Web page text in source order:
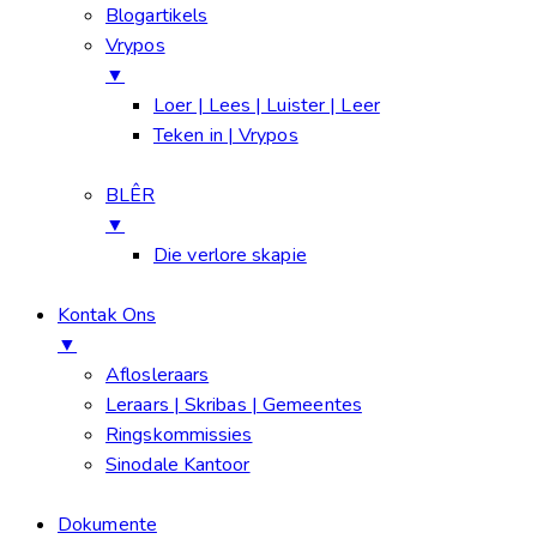
Blogartikels
Vrypos
▼
Loer | Lees | Luister | Leer
Teken in | Vrypos
BLÊR
▼
Die verlore skapie
Kontak Ons
▼
Aflosleraars
Leraars | Skribas | Gemeentes
Ringskommissies
Sinodale Kantoor
Dokumente